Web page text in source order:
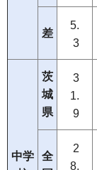
差
5.
3
中学
茨
城
県
3
1.
9
全
2
8.